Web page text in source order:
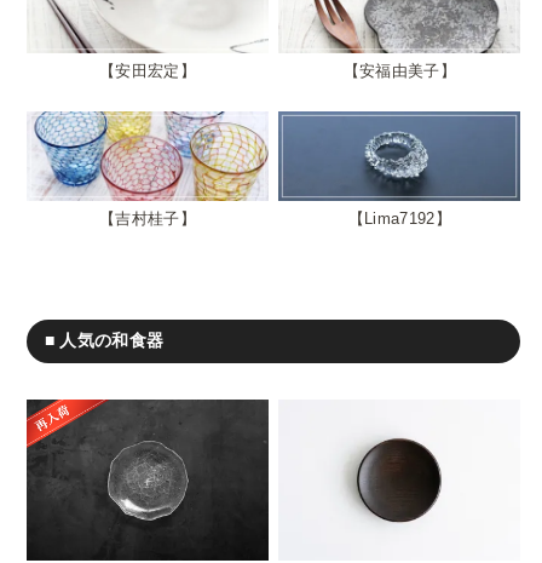
安田宏定 安福由美子
吉村桂子 Lima7192
■ 人気の和食器